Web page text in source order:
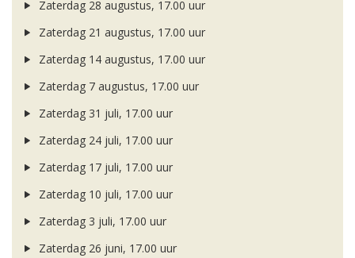
Zaterdag 28 augustus, 17.00 uur
Zaterdag 21 augustus, 17.00 uur
Zaterdag 14 augustus, 17.00 uur
Zaterdag 7 augustus, 17.00 uur
Zaterdag 31 juli, 17.00 uur
Zaterdag 24 juli, 17.00 uur
Zaterdag 17 juli, 17.00 uur
Zaterdag 10 juli, 17.00 uur
Zaterdag 3 juli, 17.00 uur
Zaterdag 26 juni, 17.00 uur